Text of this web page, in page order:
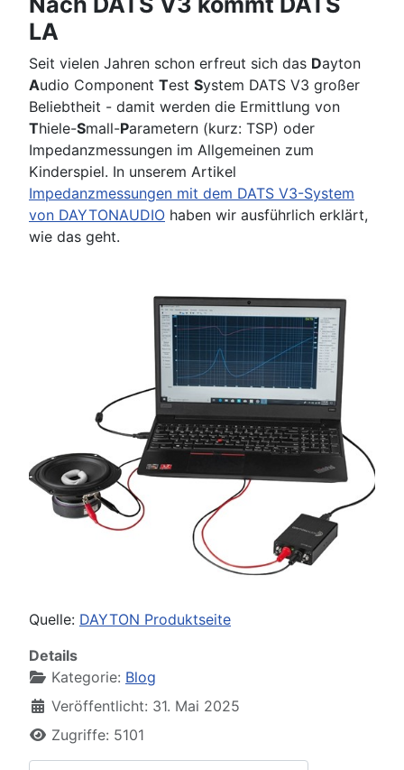
LA
Seit vielen Jahren schon erfreut sich das Dayton
Audio Component Test System DATS V3 großer
Beliebtheit - damit werden die Ermittlung von
Thiele-Small-Parametern (kurz: TSP) oder
Impedanzmessungen im Allgemeinen zum
Kinderspiel. In unserem Artikel
Impedanzmessungen mit dem DATS V3-System
von DAYTONAUDIO haben wir ausführlich erklärt,
wie das geht.
Quelle: DAYTON Produktseite
Details
Kategorie: Blog
Veröffentlicht: 31. Mai 2025
Zugriffe: 5101